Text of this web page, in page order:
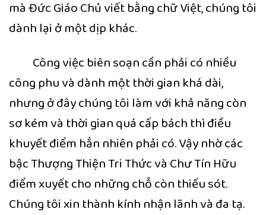
mà Đức Giáo Chủ viết bằng chữ Việt, chúng tôi
dành lại ở một dịp khác.
Công việc biên soạn cần phải có nhiều
công phu và dành một thời gian khá dài,
nhưng ở đây chúng tôi làm với khả năng còn
sơ kém và thời gian quá cấp bách thì điều
khuyết điểm hẳn nhiên phải có. Vậy nhờ các
bậc Thượng Thiện Tri Thức và Chư Tín Hữu
điểm xuyết cho những chỗ còn thiếu sót.
Chúng tôi xin thành kính nhận lãnh và đa tạ.